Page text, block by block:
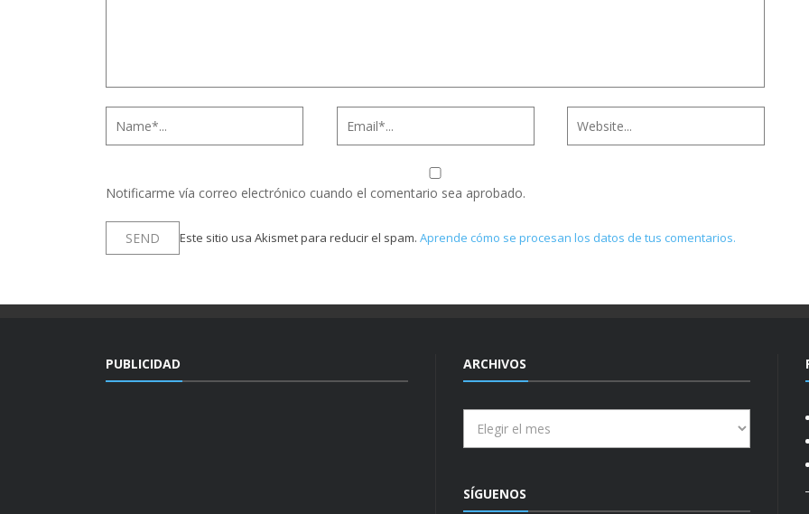
Notificarme vía correo electrónico cuando el comentario sea aprobado.
Este sitio usa Akismet para reducir el spam. Aprende cómo se procesan los datos de tus comentarios.
PUBLICIDAD ARCHIVOS
SÍGUENOS